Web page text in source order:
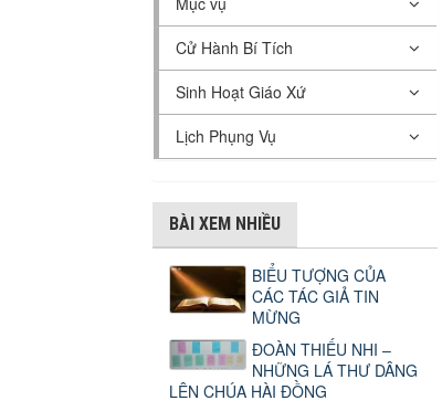
Cử Hành Bí Tích
Sinh Hoạt Giáo Xứ
Lịch Phụng Vụ
BÀI XEM NHIỀU
BIỂU TƯỢNG CỦA
CÁC TÁC GIẢ TIN
MỪNG
ĐOÀN THIẾU NHI –
NHỮNG LÁ THƯ DÂNG
LÊN CHÚA HÀI ĐỒNG